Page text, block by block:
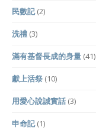
民數記(2)
洗禮 (3)
滿有基督長成的身量 (41)
獻上活祭 (10)
用愛心說誠實話 (3)
申命記(1)